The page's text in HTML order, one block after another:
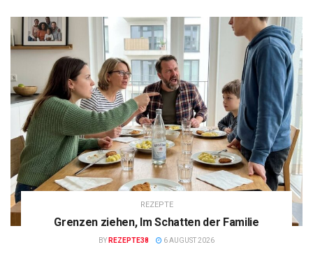
REZEPTE
Grenzen ziehen, Im Schatten der Familie
BY REZEPTE38 6 AUGUST 2026